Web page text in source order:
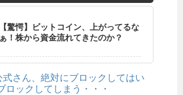
【驚愕】ビットコイン、上がってるな
ぁ！株から資金流れてきたのか？
式さん、絶対にブロックしてはい
ロックしてしまう・・・